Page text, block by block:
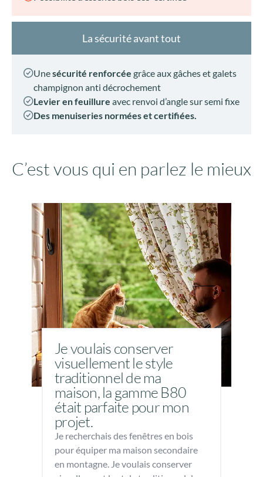
La sécurité avant tout
Unesécurité renforcée grâce aux gâches et galets
champignon anti décrochement
Levier en feuillure avec renvoi d’angle sur semi fixe
Des menuiseries normées et certifiées.
C’est vous qui en parlez le mieux
Je voulais conserver
visuellement le style
traditionnel de ma
maison, la gamme B80
était parfaite pour mon
projet.
Je recherchais des fenêtres en bois
pour équiper ma maison secondaire
en montagne. Je voulais conserver